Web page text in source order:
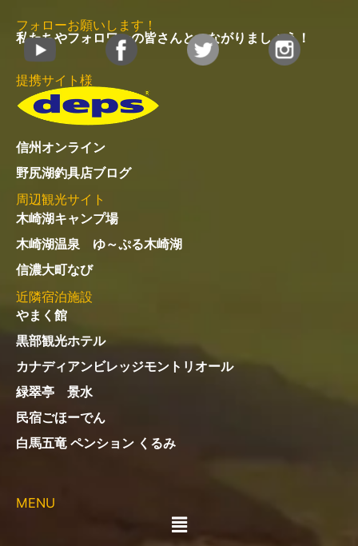
フォローお願いします！
私たちやフォロワーの皆さんとつながりましょう！
提携サイト様
信州オンライン
野尻湖釣具店ブログ
周辺観光サイト
木崎湖キャンプ場
木崎湖温泉 ゆ～ぷる木崎湖
信濃大町なび
近隣宿泊施設
やまく館
黒部観光ホテル
カナディアンビレッジモントリオール
緑翠亭 景水
民宿ごほーでん
白馬五竜 ペンション くるみ
MENU
メ
ニ